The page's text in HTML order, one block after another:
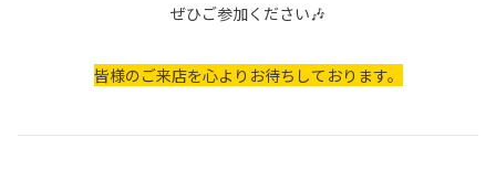
ぜひご参加ください🎶
皆様のご来店を心よりお待ちしております。